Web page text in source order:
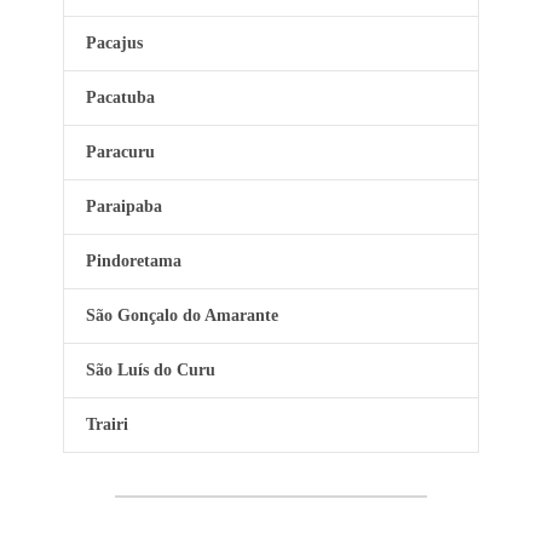
Pacajus
Pacatuba
Paracuru
Paraipaba
Pindoretama
São Gonçalo do Amarante
São Luís do Curu
Trairi